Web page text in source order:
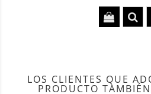
LOS CLIENTES QUE
PRODUCTO